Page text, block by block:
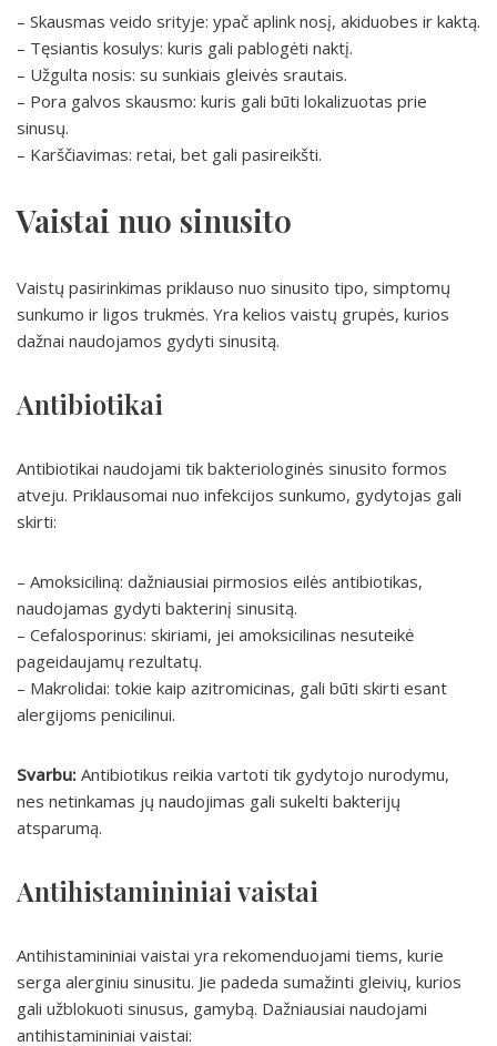
– Skausmas veido srityje: ypač aplink nosį, akiduobes ir kaktą.
– Tęsiantis kosulys: kuris gali pablogėti naktį.
– Užgulta nosis: su sunkiais gleivės srautais.
– Pora galvos skausmo: kuris gali būti lokalizuotas prie
sinusų.
– Karščiavimas: retai, bet gali pasireikšti.
Vaistai nuo sinusito
Vaistų pasirinkimas priklauso nuo sinusito tipo, simptomų
sunkumo ir ligos trukmės. Yra kelios vaistų grupės, kurios
dažnai naudojamos gydyti sinusitą.
Antibiotikai
Antibiotikai naudojami tik bakteriologinės sinusito formos
atveju. Priklausomai nuo infekcijos sunkumo, gydytojas gali
skirti:
– Amoksiciliną: dažniausiai pirmosios eilės antibiotikas,
naudojamas gydyti bakterinį sinusitą.
– Cefalosporinus: skiriami, jei amoksicilinas nesuteikė
pageidaujamų rezultatų.
– Makrolidai: tokie kaip azitromicinas, gali būti skirti esant
alergijoms penicilinui.
Svarbu: Antibiotikus reikia vartoti tik gydytojo nurodymu,
nes netinkamas jų naudojimas gali sukelti bakterijų
atsparumą.
Antihistamininiai vaistai
Antihistamininiai vaistai yra rekomenduojami tiems, kurie
serga alerginiu sinusitu. Jie padeda sumažinti gleivių, kurios
gali užblokuoti sinusus, gamybą. Dažniausiai naudojami
antihistamininiai vaistai: